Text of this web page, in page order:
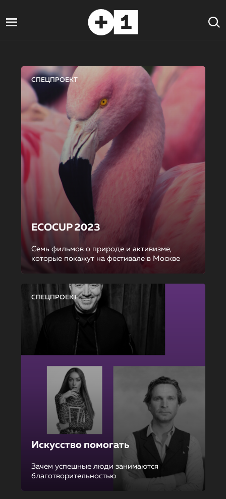
СПЕЦПРОЕКТ
ECOCUP 2023
Семь фильмов о природе и активизме,
которые покажут на фестивале в Москве
СПЕЦПРОЕКТ
Искусство помогать
Зачем успешные люди занимаются
благотворительностью